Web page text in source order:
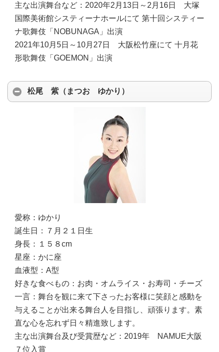
主な出演舞台など： 2020年2月13日～2月16日 大塚
国際美術館システィーナホールにて 第十回システィー
ナ歌舞伎「NOBUNAGA」出演
2021年10月5日～10月27日 大阪松竹座にて 十月花
形歌舞伎「GOEMON」出演
松尾 紫（まつお ゆかり）
愛称： ゆかり
誕生日：
７月２１日生
身長：
１５８cm
星座： かに座
血液型： A型
好きな食べもの： お肉・オムライス・お寿司・チーズ
一言： 舞台を観に来て下さったお客様に笑顔と感動を
与えることが出来る舞台人を目指し、頑張ります。素
直な心を忘れず日々精進致します。
主な出演舞台及び受賞歴など： 2019年 NAMUE大阪
７位入賞